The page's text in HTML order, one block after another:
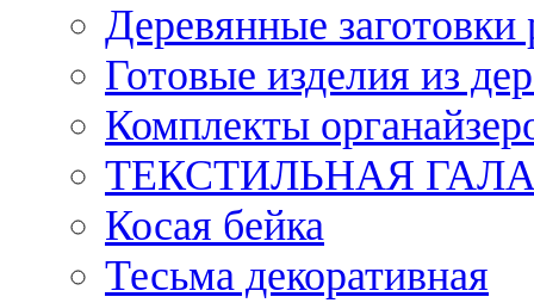
Деревянные заготовки
Готовые изделия из
Комплекты
ТЕКСТИЛЬНАЯ
Косая бейка
Тесьма декоративная